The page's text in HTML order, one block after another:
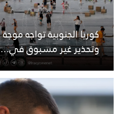
وتحذير غير مسبوق في...